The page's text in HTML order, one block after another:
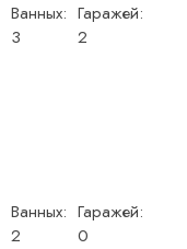
Ванных:
3
Гаражей:
2
Ванных:
2
Гаражей:
0